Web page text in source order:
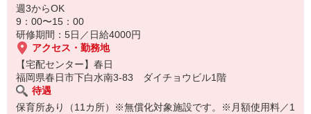
☆ココがPoint☆
・職場の近くに保育所（保育園、幼稚園、託児所）があるから、送
り迎えの時間の心配がいりません！
・保育料補助制度があります！
・家事・夕食の支度なども余裕をもってできます！
週3からOK
9：00〜15：00
研修期間：5日／日給4000円
アクセス・勤務地
【宅配センター】春日
福岡県春日市下白水南3-83 ダイチョウビル1階
待遇
保育所あり（11カ所）※無償化対象施設です。※月額使用料／1